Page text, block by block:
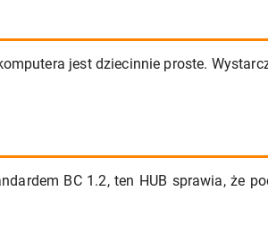
jest dziecinnie proste.
BC 1.2, ten HUB sprawia, że